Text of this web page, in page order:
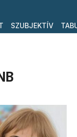
SZUBJEKTÍV